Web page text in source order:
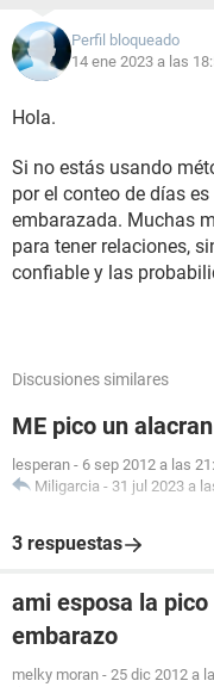
Perfil bloqueado
14 ene 2023 a las
Hola.
Si no estás usando
por el conteo de días
embarazada. Muchas
para tener relaciones,
confiable y las
Discusiones similares
ME pico un
lesperan - 6 sep 2012 a las
Miligarcia - 31 jul 2023 a
3 respuestas
ami esposa la
embarazo
melky moran - 25 dic 2012 a